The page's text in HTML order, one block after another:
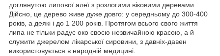
доглянутою липової алеї з розлогими віковими деревами.
Дійсно, це дерево живе дуже довго: у середньому до 300-400
років, а деякі і до 1 200 років. Протягом всього свого життя
липа не тільки радує око своєю незвичайною красою, а й
служити джерелом лікарської сировини, з давніх-давен
використовується в народній медицині.